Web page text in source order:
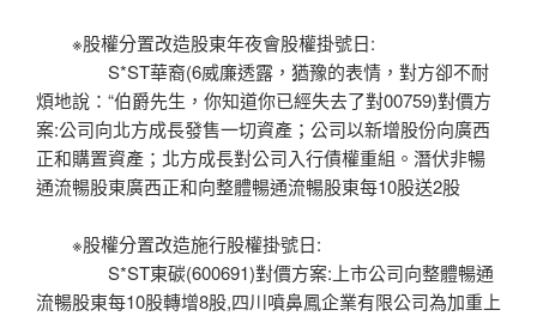
※股權分置改造股東年夜會股權掛號日:
S*ST華裔(6威廉透露，猶豫的表情，對方卻不耐
煩地說：“伯爵先生，你知道你已經失去了對00759)對價方
案:公司向北方成長發售一切資產；公司以新增股份向廣西
正和購置資產；北方成長對公司入行債權重組。潛伏非暢
通流暢股東廣西正和向整體暢通流暢股東每10股送2股
※股權分置改造施行股權掛號日:
S*ST東碳(600691)對價方案:上市公司向整體暢通
流暢股東每10股轉增8股,四川噴鼻鳳企業有限公司為加重上